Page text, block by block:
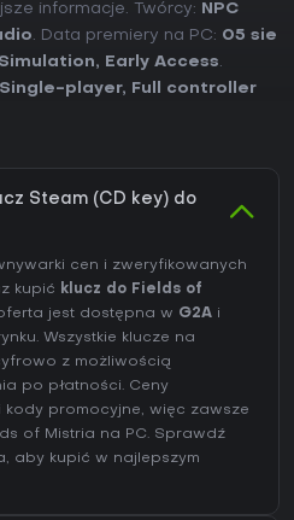
informacje. Twórcy:
NPC
. Data premiery na PC: 05 sie
Simulation, Early Access.
Single-player,
Full controller
Steam (CD key) do
cen i zweryfikowanych
kupić klucz do Fields of
jest dostępna w G2A i
Wszystkie klucze na
z możliwością
po płatności. Ceny
promocyjne, więc zawsze
of Mistria na PC. Sprawdź
, aby kupić w najlepszym